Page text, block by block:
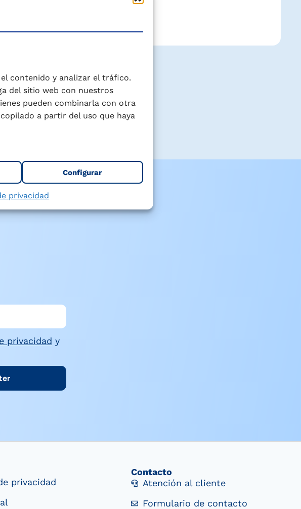
contenido y analizar el tráfico.
del sitio web con nuestros
pueden combinarla con otra
a partir del uso que haya
Configurar
privacidad
privacidad y
privacidad
Contacto
Atención al cliente
Formulario de contacto